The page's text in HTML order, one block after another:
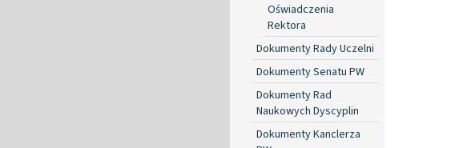
Oświadczenia
Rektora
Dokumenty Rady Uczelni
Dokumenty Senatu PW
Dokumenty Rad
Naukowych Dyscyplin
Dokumenty Kanclerza